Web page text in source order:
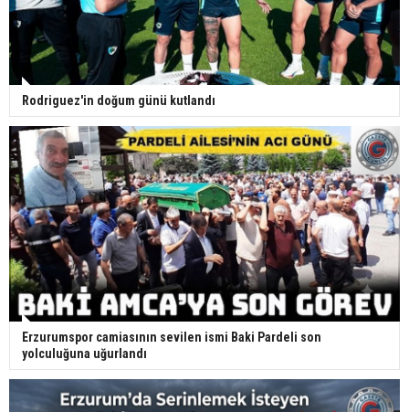
Rodriguez'in doğum günü kutlandı
Erzurumspor camiasının sevilen ismi Baki Pardeli son
yolculuğuna uğurlandı